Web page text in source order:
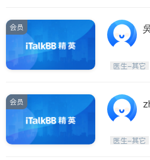
会员
医生-其它
会员
医生-其它